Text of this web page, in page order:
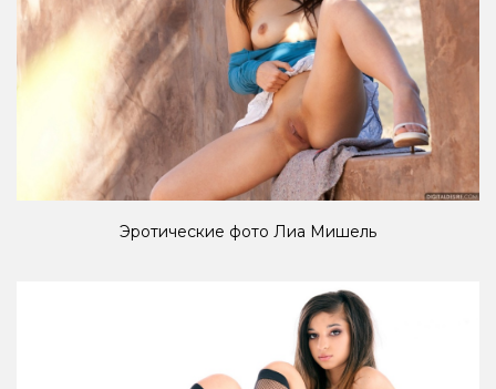
Эротические фото Лиа Мишель